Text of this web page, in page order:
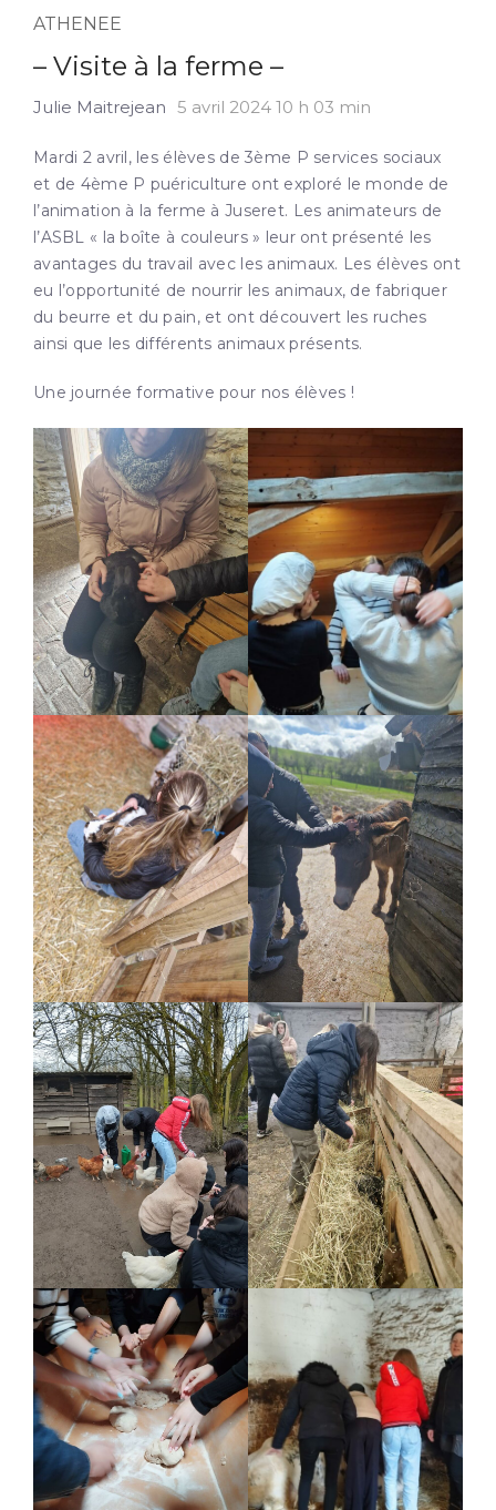
ATHENEE
– Visite à la ferme –
Julie Maitrejean 5 avril 2024 10 h 03 min
Mardi 2 avril, les élèves de 3ème P services sociaux
et de 4ème P puériculture ont exploré le monde de
l’animation à la ferme à Juseret. Les animateurs de
l’ASBL « la boîte à couleurs » leur ont présenté les
avantages du travail avec les animaux. Les élèves ont
eu l’opportunité de nourrir les animaux, de fabriquer
du beurre et du pain, et ont découvert les ruches
ainsi que les différents animaux présents.
Une journée formative pour nos élèves !